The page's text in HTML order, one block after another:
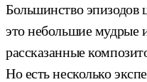
Боль­шинс­тво
это не­боль­шие муд­рые
рас­ска­зан­ные
Но есть нес­коль­ко